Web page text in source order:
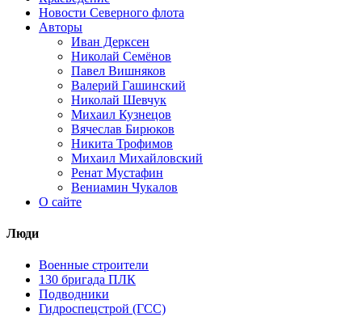
Новости Северного флота
Авторы
Иван Дерксен
Николай Семёнов
Павел Вишняков
Валерий Гашинский
Николай Шевчук
Михаил Кузнецов
Вячеслав Бирюков
Никита Трофимов
Михаил Михайловский
Ренат Мустафин
Вениамин Чукалов
О сайте
Люди
Военные строители
130 бригада ПЛК
Подводники
Гидроспецстрой (ГСС)